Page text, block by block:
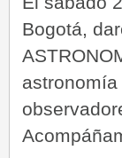
Bogotá,